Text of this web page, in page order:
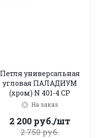
Петля универсальная
угловая ПАЛАДИУМ
(хром) N 401-4 CP
На заказ
2 200 руб./шт
2 750руб.